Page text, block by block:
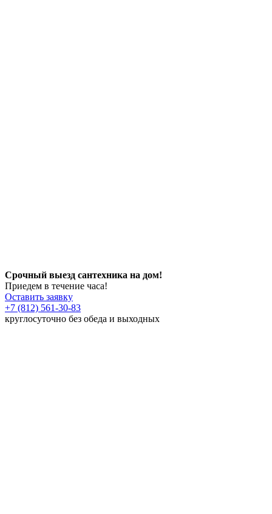
Срочный выезд сантехника на дом!
Приедем в течение часа!
Оставить заявку
+7 (812) 561-30-83
круглосуточно без обеда и выходных